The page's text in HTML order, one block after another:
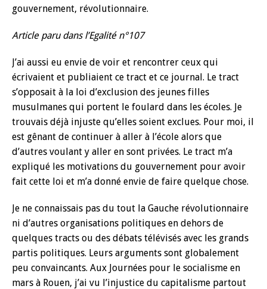
gouvernement, révolutionnaire.
Article paru dans l’Egalité n°107
J’ai aussi eu envie de voir et rencontrer ceux qui
écrivaient et publiaient ce tract et ce journal. Le tract
s’opposait à la loi d’exclusion des jeunes filles
musulmanes qui portent le foulard dans les écoles. Je
trouvais déjà injuste qu’elles soient exclues. Pour moi, il
est gênant de continuer à aller à l’école alors que
d’autres voulant y aller en sont privées. Le tract m’a
expliqué les motivations du gouvernement pour avoir
fait cette loi et m’a donné envie de faire quelque chose.
Je ne connaissais pas du tout la Gauche révolutionnaire
ni d’autres organisations politiques en dehors de
quelques tracts ou des débats télévisés avec les grands
partis politiques. Leurs arguments sont globalement
peu convaincants. Aux Journées pour le socialisme en
mars à Rouen, j’ai vu l’injustice du capitalisme partout